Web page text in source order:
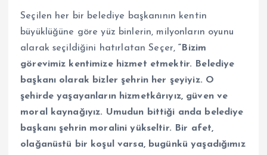
Seçilen her bir belediye başkanının kentin
büyüklüğüne göre yüz binlerin, milyonların oyunu
alarak seçildiğini hatırlatan Seçer,“Bizim
görevimiz kentimize hizmet etmektir. Belediye
başkanı olarak bizler şehrin her şeyiyiz. O
şehirde yaşayanların hizmetkârıyız, güven ve
moral kaynağıyız. Umudun bittiği anda belediye
başkanı şehrin moralini yükseltir. Bir afet,
olağanüstü bir koşul varsa, bugünkü yaşadığımız